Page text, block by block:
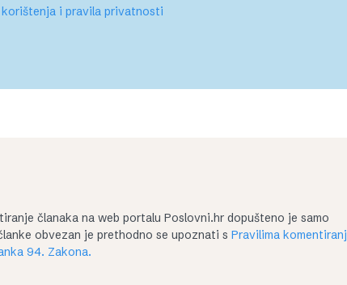
i pravila privatnosti
članaka na web portalu Poslovni.hr dopušteno je samo
obvezan je prethodno se upoznati s Pravilima
94. Zakona.